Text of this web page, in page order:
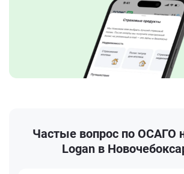
Частые вопрос по ОСАГО
Logan в